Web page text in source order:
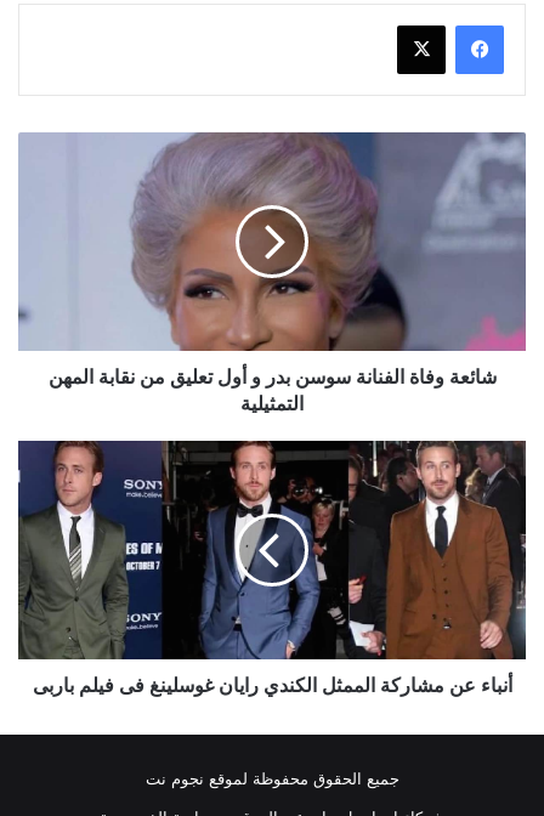
شائعة
وفاة
الفنانة
سوسن
بدر
تعليق
من
نقابةشائعة وفاة الفنانة سوسن بدر و أول تعليق من نقابة المهن
التمثيلية
أنباء
عن
مشاركة
الممثل
الكندي
رايان
غوسلينغ
فى
فيلم
باربى
أنباء عن مشاركة الممثل الكندي رايان غوسلينغ فى فيلم باربى
جميع الحقوق محفوظة لموقع نجوم نت